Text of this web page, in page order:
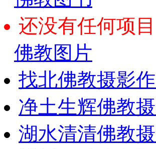
还没有任何项目
佛教图片
找北佛教摄影
净土生辉佛教
湖水清清佛教